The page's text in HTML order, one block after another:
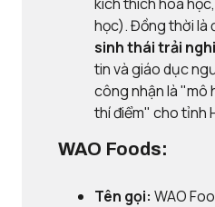
học). Đồng thời là
sinh thái trải
tin và giáo dục
công nhận là "mô
thí điểm" cho tỉnh
WAO Foods:
Tên gọi: WAO